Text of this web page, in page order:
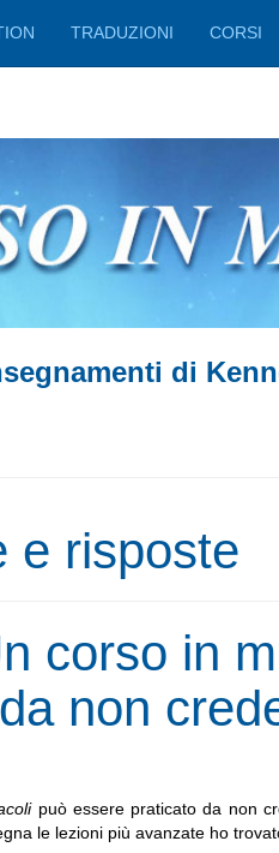
TRADUZIONI CORSI
di
e risposte
corso in
non
può essere praticato da non
le lezioni più avanzate ho